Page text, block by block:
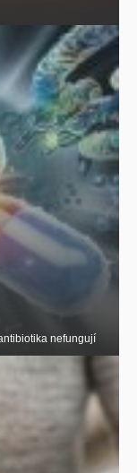
nefungují